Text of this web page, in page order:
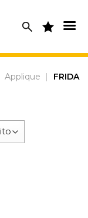
Applique | FRIDA